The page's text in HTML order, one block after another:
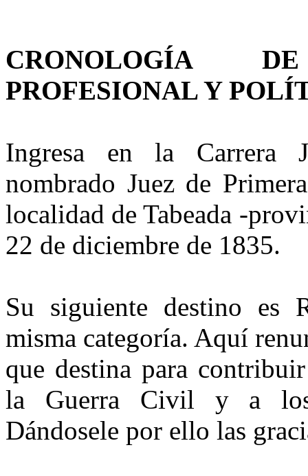
CRONOLOGÍA
PROFESIONALY
Ingresa en la Carrera
nombrado Juez de
localidad de Tabeada -
22 de diciembre de 1835.
Su siguiente destino es
misma categoría. Aquí
que destina para
la Guerra Civil y a
Dándosele por ello las